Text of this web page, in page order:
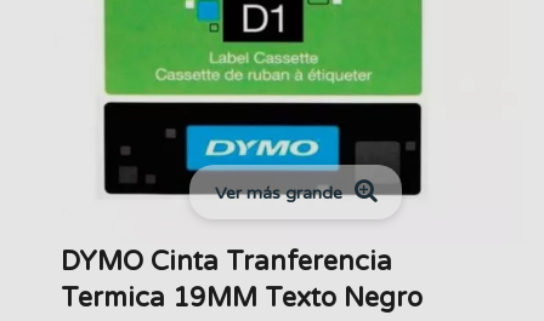
Ver más grande
DYMO Cinta Tranferencia
Termica 19MM Texto Negro